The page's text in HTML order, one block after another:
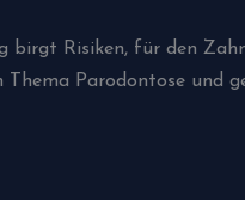
birgt Risiken, für den
Parodontose und